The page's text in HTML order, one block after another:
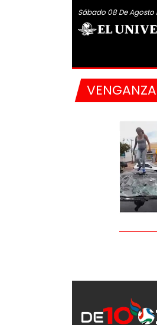
Sábado 08 De Agosto